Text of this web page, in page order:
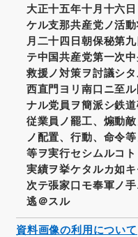
大正十五年十月十六
ケル支那共産党ノ活
月二十四日朝保秘第
テ中国共産党第一次
救援ノ対策ヲ討議シ
西直門ヨリ南口ニ至
ナル党員ヲ簡派シ鉄
従業員ノ罷工、煽動
ノ配置、行動、命令
等ヲ実行セシムルコ
実績ヲ挙ケタルカ如
次テ張家口モ奉軍ノ
逃＠スル
資料画像の利用について